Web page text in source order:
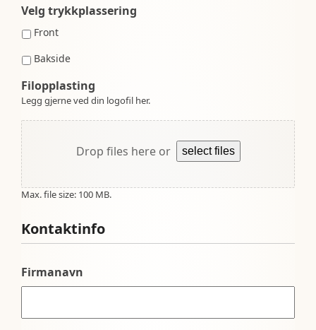
Velg trykkplassering
Front
Bakside
Filopplasting
Legg gjerne ved din logofil her.
Drop files here or select files
Max. file size: 100 MB.
Kontaktinfo
Firmanavn